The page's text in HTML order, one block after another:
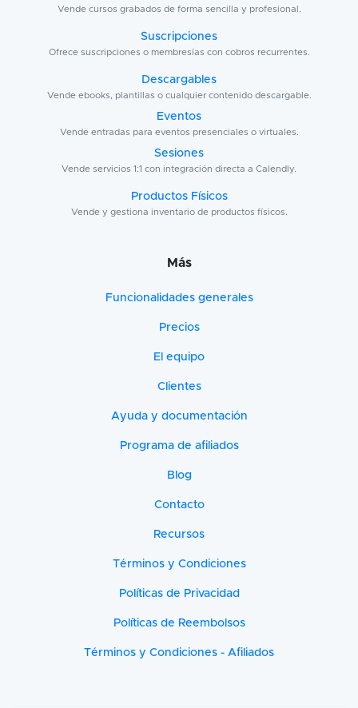
Vende cursos grabados de forma sencilla y profesional.
Suscripciones
Ofrece suscripciones o membresías con cobros recurrentes.
Descargables
Vende ebooks, plantillas o cualquier contenido descargable.
Eventos
Vende entradas para eventos presenciales o virtuales.
Sesiones
Vende servicios 1:1 con integración directa a Calendly.
Productos Físicos
Vende y gestiona inventario de productos físicos.
Más
Funcionalidades generales
Precios
El equipo
Clientes
Ayuda y documentación
Programa de afiliados
Blog
Contacto
Recursos
Términos y Condiciones
Políticas de Privacidad
Políticas de Reembolsos
Términos y Condiciones - Afiliados